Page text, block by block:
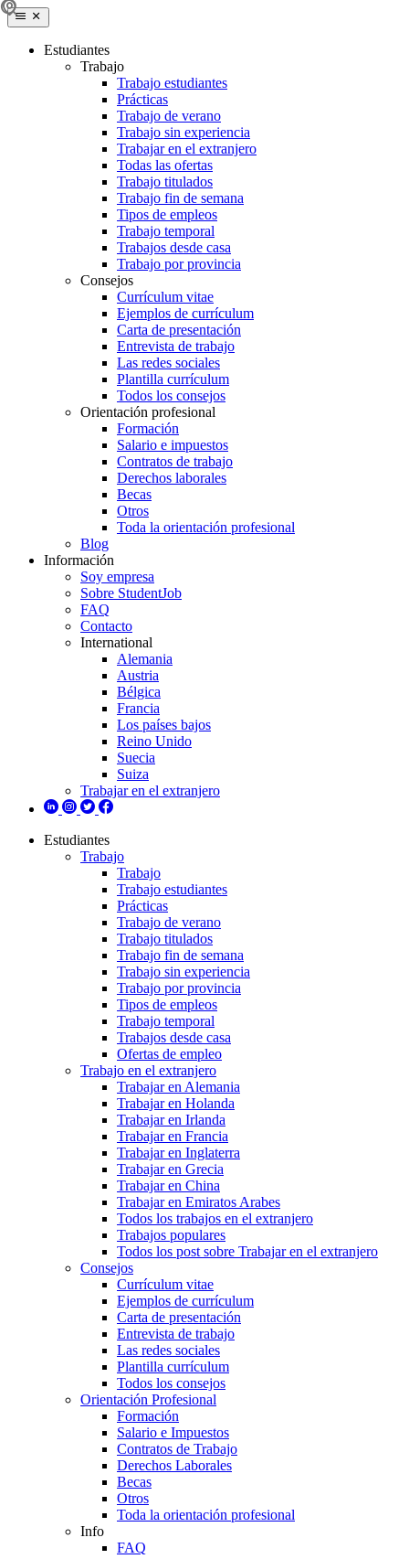
Estudiantes
Trabajo
Trabajo estudiantes
Prácticas
Trabajo de verano
Trabajo sin experiencia
Trabajar en el extranjero
Todas las ofertas
Trabajo titulados
Trabajo fin de semana
Tipos de empleos
Trabajo temporal
Trabajos desde casa
Trabajo por provincia
Consejos
Currículum vitae
Ejemplos de currículum
Carta de presentación
Entrevista de trabajo
Las redes sociales
Plantilla currículum
Todos los consejos
Orientación profesional
Formación
Salario e impuestos
Contratos de trabajo
Derechos laborales
Becas
Otros
Toda la orientación profesional
Blog
Información
Soy empresa
Sobre StudentJob
FAQ
Contacto
International
Alemania
Austria
Bélgica
Francia
Los países bajos
Reino Unido
Suecia
Suiza
Trabajar en el extranjero
Estudiantes
Trabajo
Trabajo
Trabajo estudiantes
Prácticas
Trabajo de verano
Trabajo titulados
Trabajo fin de semana
Trabajo sin experiencia
Trabajo por provincia
Tipos de empleos
Trabajo temporal
Trabajos desde casa
Ofertas de empleo
Trabajo en el extranjero
Trabajar en Alemania
Trabajar en Holanda
Trabajar en Irlanda
Trabajar en Francia
Trabajar en Inglaterra
Trabajar en Grecia
Trabajar en China
Trabajar en Emiratos Arabes
Todos los trabajos en el extranjero
Trabajos populares
Todos los post sobre Trabajar en el extranjero
Consejos
Currículum vitae
Ejemplos de currículum
Carta de presentación
Entrevista de trabajo
Las redes sociales
Plantilla currículum
Todos los consejos
Orientación Profesional
Formación
Salario e Impuestos
Contratos de Trabajo
Derechos Laborales
Becas
Otros
Toda la orientación profesional
Info
FAQ